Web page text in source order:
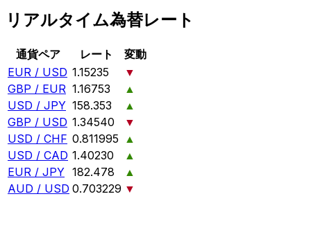
リアルタイム為替レート
通貨ペア レート
変動
EUR / USD 1.15235
▼
GBP / EUR 1.16753
▲
USD / JPY 158.353
▲
GBP / USD 1.34540
▼
USD / CHF 0.811995 ▲
USD / CAD 1.40230
▲
EUR / JPY 182.478
▲
AUD / USD 0.703229 ▼